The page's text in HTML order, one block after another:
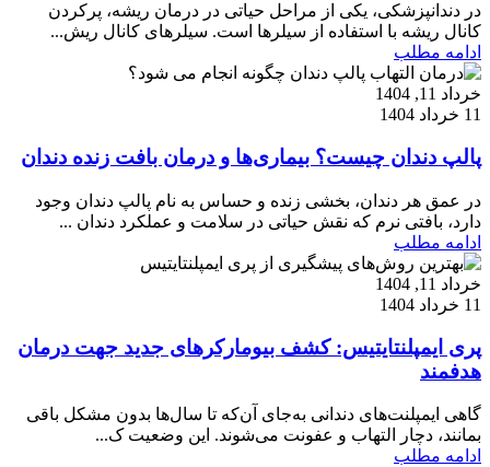
در دندانپزشکی، یکی از مراحل حیاتی در درمان ریشه، پرکردن
کانال ریشه با استفاده از سیلرها است. سیلرهای کانال ریش...
ادامه مطلب
خرداد 11, 1404
11 خرداد 1404
پالپ دندان چیست؟ بیماری‌ها و درمان بافت زنده دندان
در عمق هر دندان، بخشی زنده و حساس به نام پالپ دندان وجود
دارد، بافتی نرم که نقش حیاتی در سلامت و عملکرد دندان ...
ادامه مطلب
خرداد 11, 1404
11 خرداد 1404
پری ایمپلنتایتیس: کشف بیومارکرهای جدید جهت درمان‌
هدفمند
گاهی ایمپلنت‌های دندانی به‌جای آن‌که تا سال‌ها بدون مشکل باقی
بمانند، دچار التهاب و عفونت می‌شوند. این وضعیت ک...
ادامه مطلب